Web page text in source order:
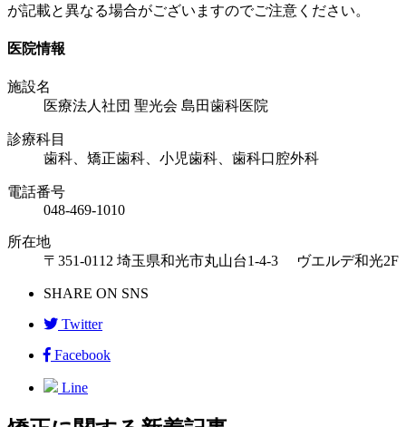
が記載と異なる場合がございますのでご注意ください。
医院情報
施設名
医療法人社団 聖光会 島田歯科医院
診療科目
歯科、矯正歯科、小児歯科、歯科口腔外科
電話番号
048-469-1010
所在地
〒351-0112 埼玉県和光市丸山台1-4-3 ヴエルデ和光2F
SHARE ON SNS
Twitter
Facebook
Line